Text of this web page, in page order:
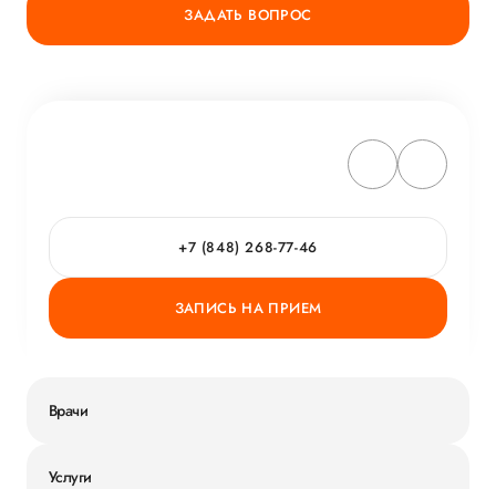
ЗАДАТЬ ВОПРОС
+7 (848) 268-77-46
ЗАПИСЬ НА ПРИЕМ
Врачи
Услуги